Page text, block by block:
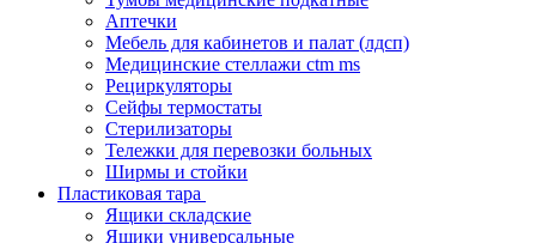
Аптечки
Мебель для кабинетов и палат (лдсп)
Медицинские стеллажи ctm ms
Рециркуляторы
Сейфы термостаты
Стерилизаторы
Тележки для перевозки больных
Ширмы и стойки
Пластиковая тара
Ящики складские
Ящики универсальные